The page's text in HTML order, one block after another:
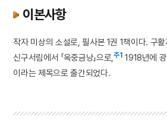
이본사항
작자 미상의 소설로, 필사본 1권 1책이다. 구
신구서림에서 「옥중금낭」으로, 주1 1918년에 광
이라는 제목으로 출간되었다.